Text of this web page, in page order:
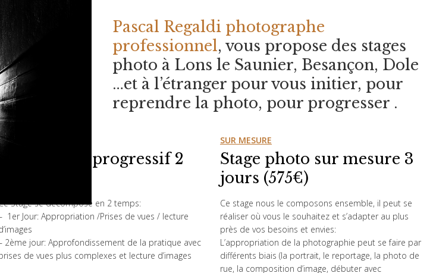
Pascal Regaldi photographe
professionnel, vous propose des stages
photo à Lons le Saunier, Besançon, Dole
…et à l’étranger pour vous initier, pour
reprendre la photo, pour progresser .
Stage photo progressif 2
Stage se décompose en 2 temps:
1er Jour: Appropriation /Prises de vues / lecture
2ème jour: Approfondissement de la pratique avec
de vues plus complexes et lecture d’images
SUR MESURE
Stage photo sur mesure 3
jours (575€)
Ce stage nous le composons ensemble, il peut se
réaliser où vous le souhaitez et s’adapter au plus
près de vos besoins et envies:
L’appropriation de la photographie peut se faire par
différents biais (la portrait, le reportage, la photo de
rue, la composition d’image, débuter avec